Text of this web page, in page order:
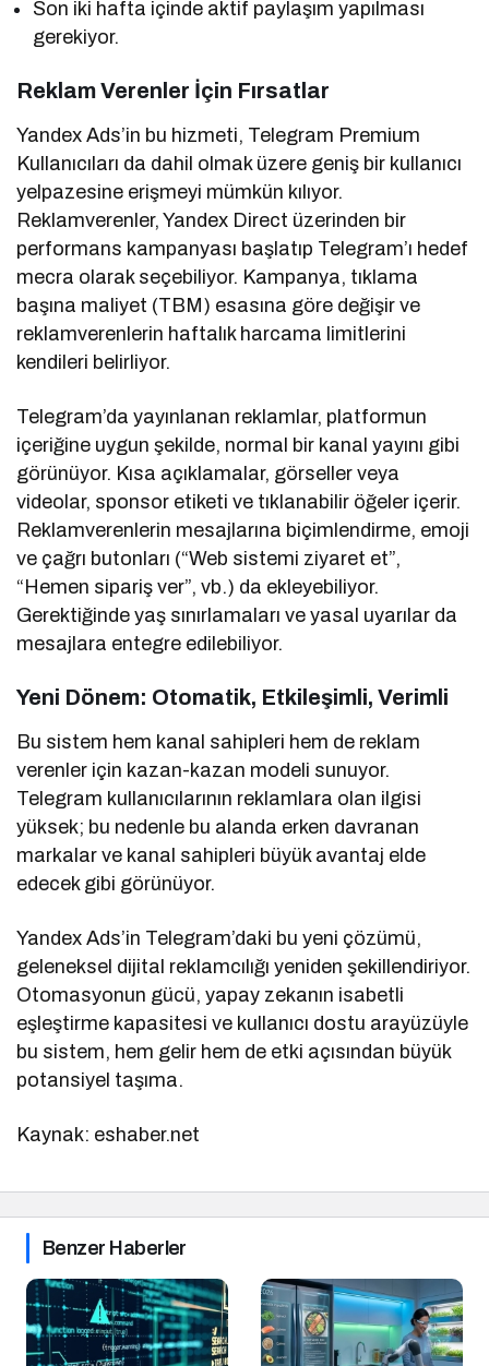
Son iki hafta içinde aktif paylaşım yapılması
gerekiyor.
Reklam Verenler İçin Fırsatlar
Yandex Ads’in bu hizmeti, Telegram Premium
Kullanıcıları da dahil olmak üzere geniş bir kullanıcı
yelpazesine erişmeyi mümkün kılıyor.
Reklamverenler, Yandex Direct üzerinden bir
performans kampanyası başlatıp Telegram’ı hedef
mecra olarak seçebiliyor. Kampanya, tıklama
başına maliyet (TBM) esasına göre değişir ve
reklamverenlerin haftalık harcama limitlerini
kendileri belirliyor.
Telegram’da yayınlanan reklamlar, platformun
içeriğine uygun şekilde, normal bir kanal yayını gibi
görünüyor. Kısa açıklamalar, görseller veya
videolar, sponsor etiketi ve tıklanabilir öğeler içerir.
Reklamverenlerin mesajlarına biçimlendirme, emoji
ve çağrı butonları (“Web sistemi ziyaret et”,
“Hemen sipariş ver”, vb.) da ekleyebiliyor.
Gerektiğinde yaş sınırlamaları ve yasal uyarılar da
mesajlara entegre edilebiliyor.
Yeni Dönem: Otomatik, Etkileşimli, Verimli
Bu sistem hem kanal sahipleri hem de reklam
verenler için kazan-kazan modeli sunuyor.
Telegram kullanıcılarının reklamlara olan ilgisi
yüksek; bu nedenle bu alanda erken davranan
markalar ve kanal sahipleri büyük avantaj elde
edecek gibi görünüyor.
Yandex Ads’in Telegram’daki bu yeni çözümü,
geleneksel dijital reklamcılığı yeniden şekillendiriyor.
Otomasyonun gücü, yapay zekanın isabetli
eşleştirme kapasitesi ve kullanıcı dostu arayüzüyle
bu sistem, hem gelir hem de etki açısından büyük
potansiyel taşıma.
Kaynak: eshaber.net
Benzer Haberler